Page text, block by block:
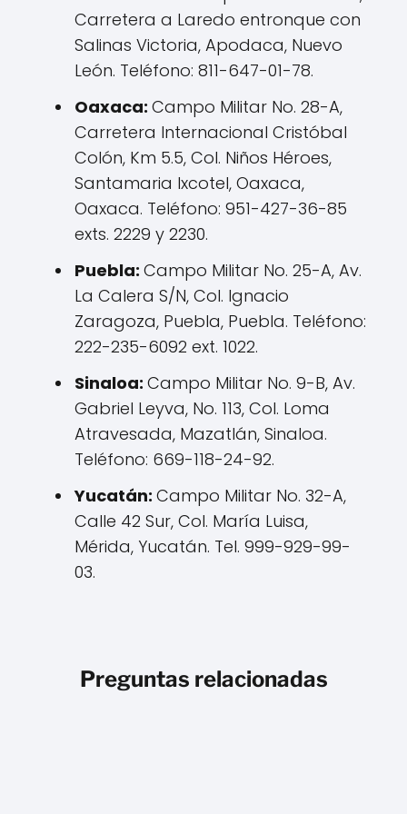
Carretera a Laredo entronque con
Salinas Victoria, Apodaca, Nuevo
León. Teléfono: 811-647-01-78.
Oaxaca: Campo Militar No. 28-A,
Carretera Internacional Cristóbal
Colón, Km 5.5, Col. Niños Héroes,
Santamaria Ixcotel, Oaxaca,
Oaxaca. Teléfono: 951-427-36-85
exts. 2229 y 2230.
Puebla: Campo Militar No. 25-A, Av.
La Calera S/N, Col. Ignacio
Zaragoza, Puebla, Puebla. Teléfono:
222-235-6092 ext. 1022.
Sinaloa: Campo Militar No. 9-B, Av.
Gabriel Leyva, No. 113, Col. Loma
Atravesada, Mazatlán, Sinaloa.
Teléfono: 669-118-24-92.
Yucatán: Campo Militar No. 32-A,
Calle 42 Sur, Col. María Luisa,
Mérida, Yucatán. Tel. 999-929-99-
03.
Preguntas relacionadas